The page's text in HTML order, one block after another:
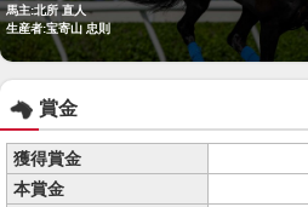
馬主:北所 直人
生産者:宝寄山 忠則
賞金
獲得賞金
本賞金